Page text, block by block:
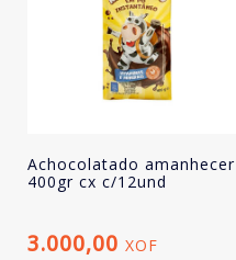
Achocolatado amanhecer
400gr cx c/12und
3.000,00 XOF